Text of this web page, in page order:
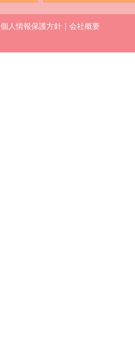
個人情報保護方針｜ 会社概要